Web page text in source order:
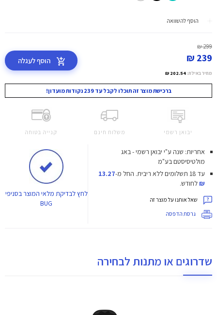
הוסף להשוואה
299 ₪
239 ₪
מחיר באילת: 202.54 ₪
הוסף לעגלה
ברכישת מוצר זה תוכלו לקבל עד 239 נקודות מועדון!
יבואן רשמי משלוח חינם קנייה בטוחה
אחריות: שנה ע"י יבואן רשמי - באג
מולטיסיסטם בע"מ
עד 18 תשלומים ללא ריבית.
החל מ-13.27
₪לחודש.
שאל אותנו על מוצר זה
גרסת הדפסה
לחץלבדיקת מלאי המוצר בסניפי
BUG
שדרוגים או מתנות לבחירה